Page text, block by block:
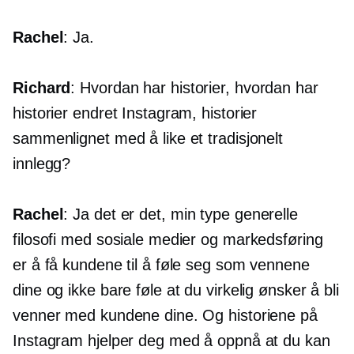
Rachel : Ja.
Richard: Hvordan har historier, hvordan har
historier endret Instagram, historier
sammenlignet med å like et tradisjonelt
innlegg?
Rachel : Ja det er det, min type generelle
filosofi med sosiale medier og markedsføring
er å få kundene til å føle seg som vennene
dine og ikke bare føle at du virkelig ønsker å bli
venner med kundene dine. Og historiene på
Instagram hjelper deg med å oppnå at du kan